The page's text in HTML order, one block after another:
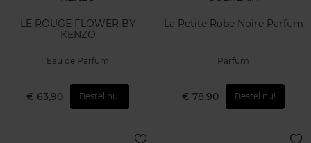
LE ROUGE FLOWER BY
KENZO
Eau de Parfum
€ 63,90 Bestel nu!
La Petite Robe Noire Parfum
Parfum
€ 78,90 Bestel nu!